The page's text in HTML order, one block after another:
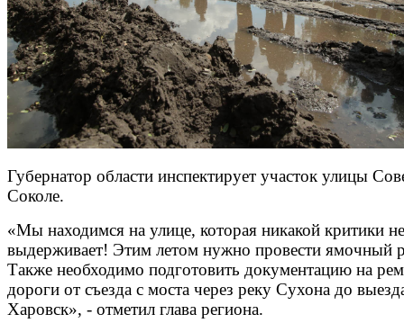
Губернатор области инспектирует участок улицы
Соколе.
«Мы находимся на улице, которая никакой критики не
выдерживает! Этим летом нужно провести ямочный
Также необходимо подготовить документацию на
дороги от съезда с моста через реку Сухона до
Харовск», - отметил глава региона.